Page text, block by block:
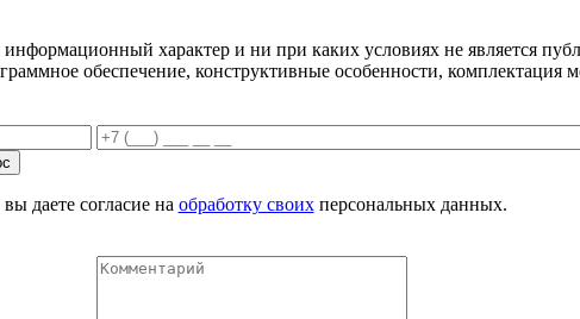
характер и ни при каких условиях не является
обеспечение, конструктивные особенности, комплектация
даете согласие на обработку своихперсональных данных.